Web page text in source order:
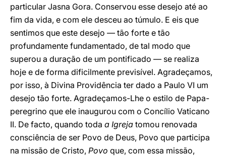
particular Jasna Gora. Conservou esse desejo até ao
fim da vida, e com ele desceu ao túmulo. E eis que
sentimos que este desejo — tão forte e tão
profundamente fundamentado, de tal modo que
superou a duração de um pontificado — se realiza
hoje e de forma dificilmente previsível. Agradeçamos,
por isso, à Divina Providência ter dado a Paulo VI um
desejo tão forte. Agradeçamos-Lhe o estilo de Papa-
peregrino que ele inaugurou com o Concílio Vaticano
II. De facto, quando toda a Igreja tomou renovada
consciência de ser Povo de Deus, Povo que participa
na missão de Cristo, Povo que, com essa missão,